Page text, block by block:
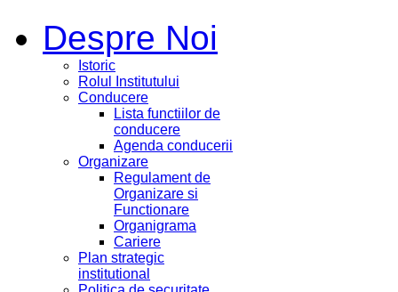
Despre Noi
Istoric
Rolul Institutului
Conducere
Lista functiilor de
conducere
Agenda conducerii
Organizare
Regulament de
Organizare si
Functionare
Organigrama
Cariere
Plan strategic
institutional